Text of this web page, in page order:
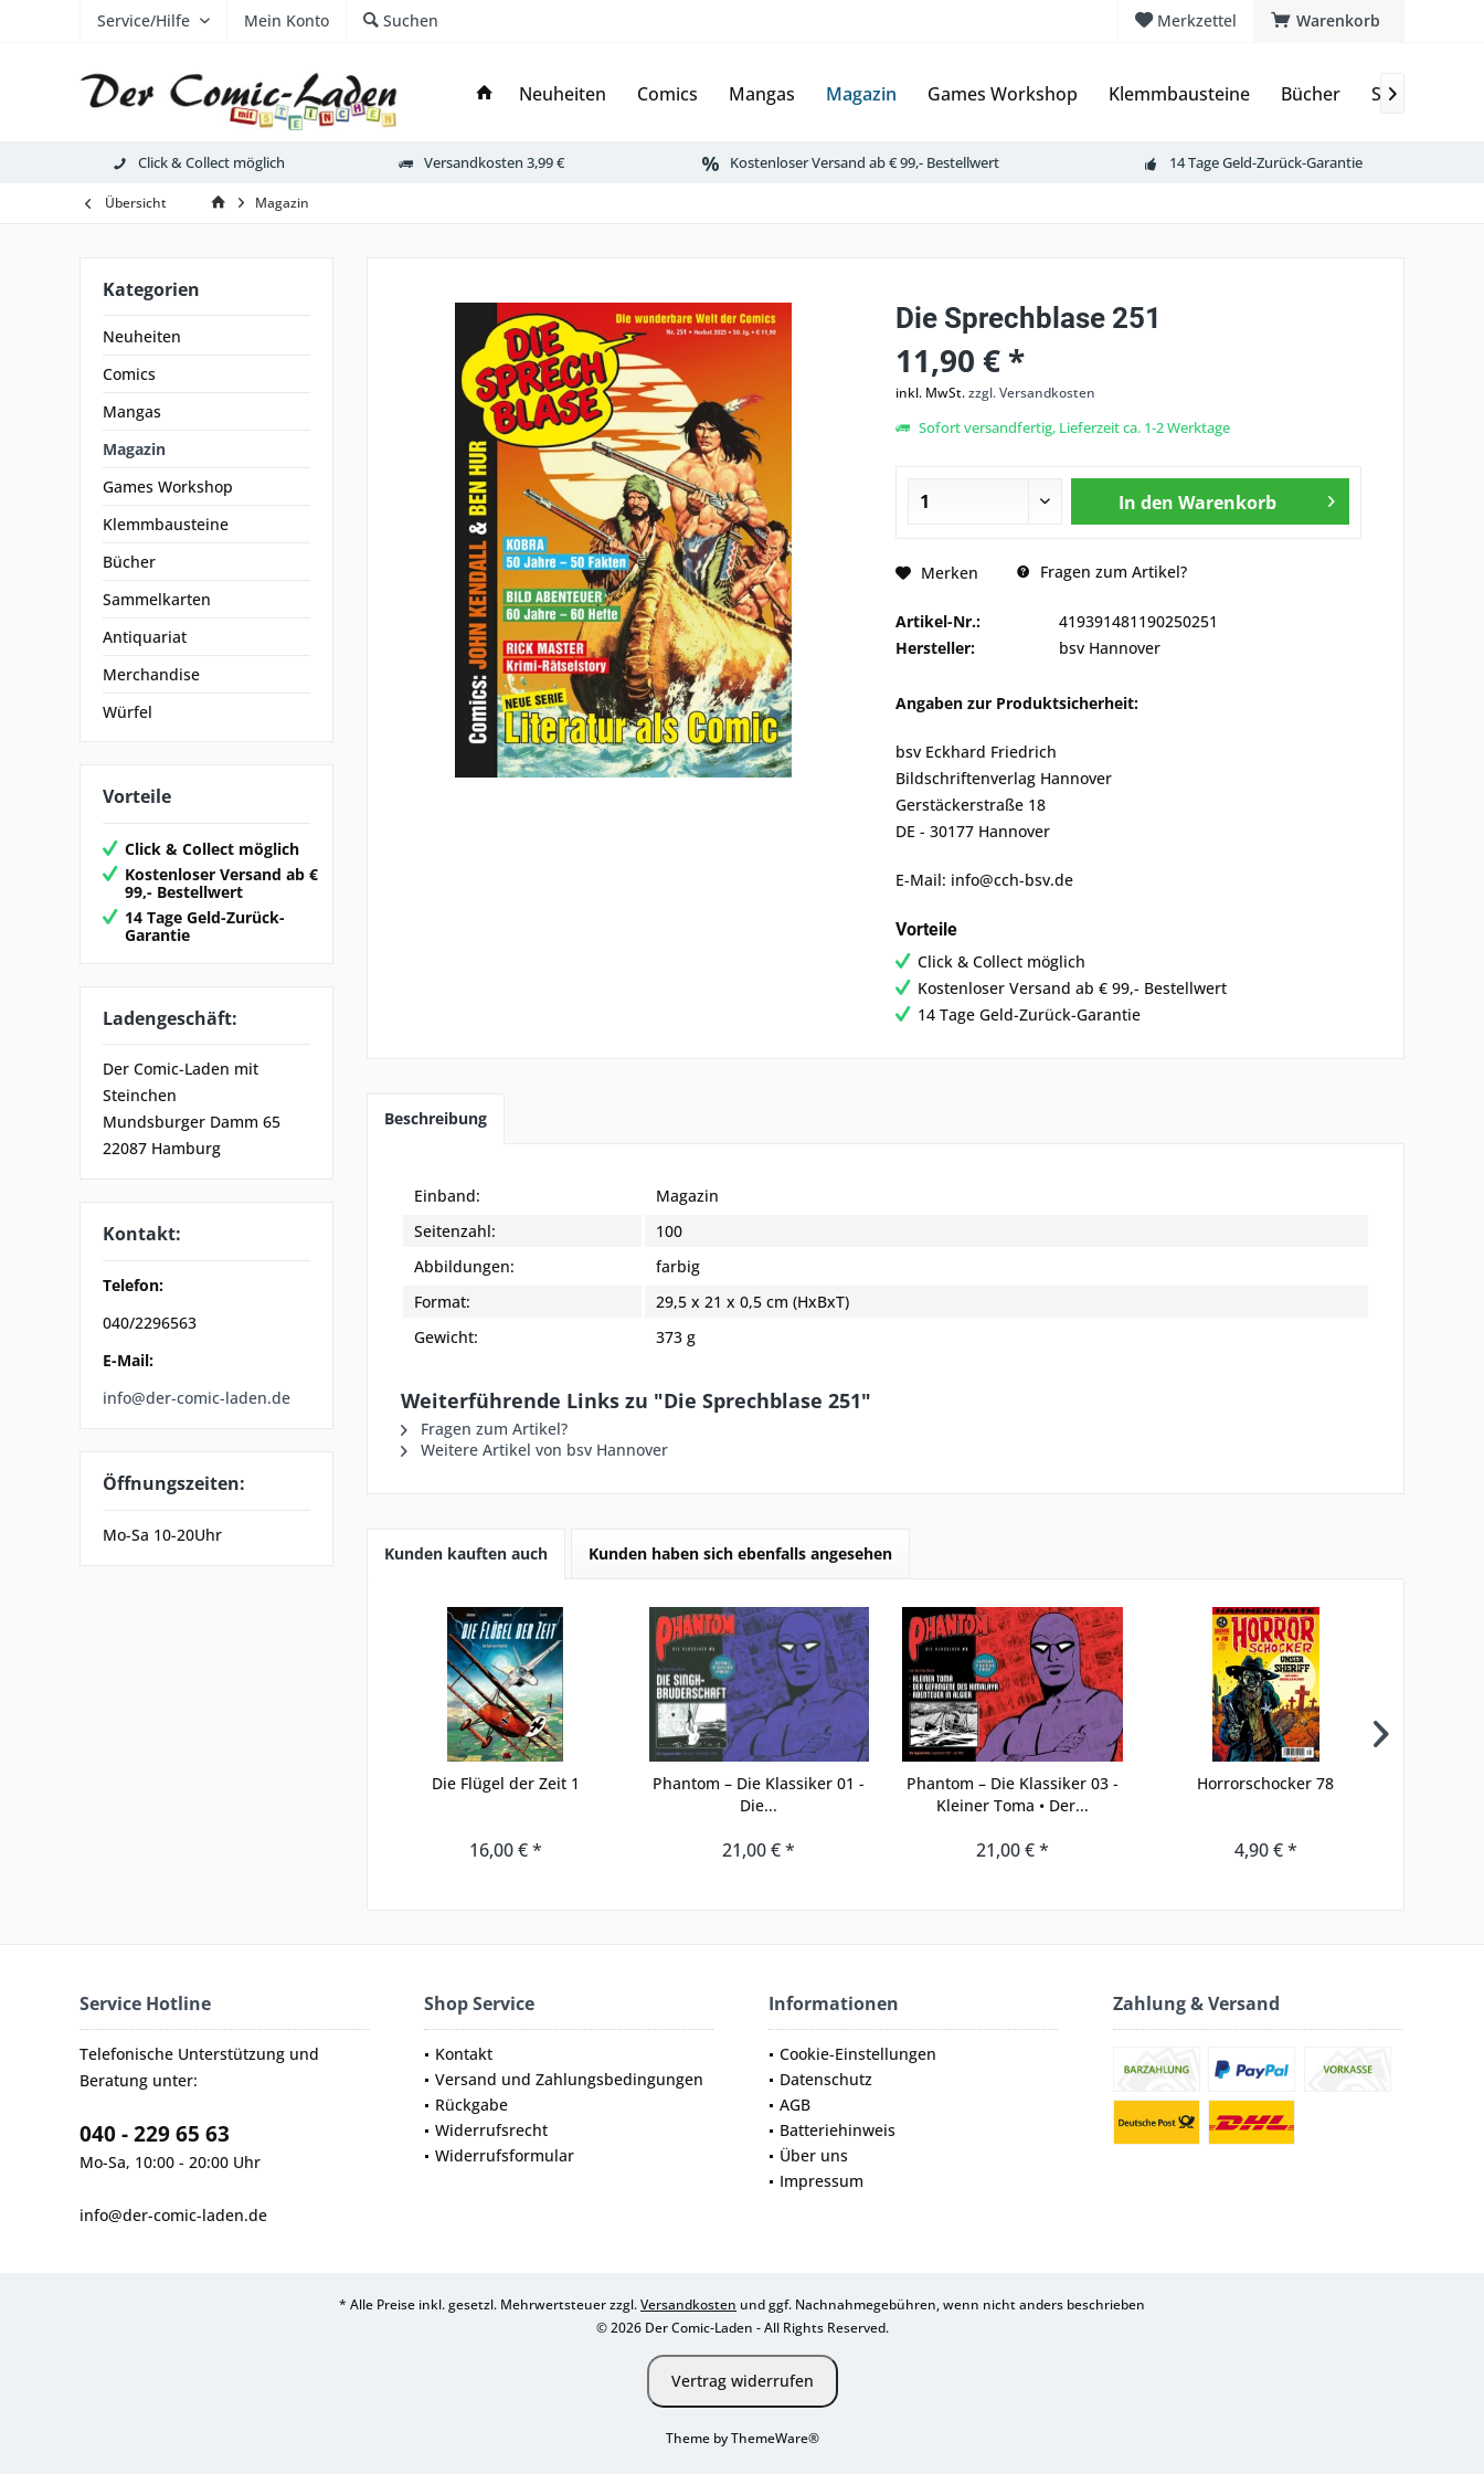
Warenkorb
Merkzettel
Service/Hilfe Mein Konto Suchen
Neuheiten Comics Mangas Magazin Games Workshop Klemmbausteine Bücher 
Click & Collect möglich Versandkosten 3,99 € Kostenloser Versand ab € 99,- Bestellwert 14 Tage Geld-Zurück-Garantie
Übersicht Magazin
Kategorien
Neuheiten
Comics
Mangas
Magazin
Games Workshop
Klemmbausteine
Bücher
Sammelkarten
Antiquariat
Merchandise
Würfel
Vorteile
Click & Collect möglich
Kostenloser Versand ab €
99,- Bestellwert
14 Tage Geld-Zurück-
Garantie
Ladengeschäft:
Der Comic-Laden mit
Steinchen
Mundsburger Damm 65
22087 Hamburg
Kontakt:
Telefon:
040/2296563
E-Mail:
info@der-comic-laden.de
Öffnungszeiten:
Mo-Sa 10-20Uhr
Die Sprechblase 251
11,90 € *
inkl. MwSt.zzgl. Versandkosten
Sofort versandfertig, Lieferzeit ca. 1-2 Werktage
In den Warenkorb
Merken Fragen zum Artikel?
Artikel-Nr.:
419391481190250251
Hersteller:
bsv Hannover
Angaben zur Produktsicherheit:
bsv Eckhard Friedrich
Bildschriftenverlag Hannover
Gerstäckerstraße 18
DE - 30177 Hannover
E-Mail: info@cch-bsv.de
Vorteile
Click & Collect möglich
Kostenloser Versand ab € 99,- Bestellwert
14 Tage Geld-Zurück-Garantie
Beschreibung
Einband:
Magazin
Seitenzahl:
100
Abbildungen:
farbig
Format:
29,5 x 21 x 0,5 cm (HxBxT)
Gewicht:
373 g
Weiterführende Links zu "Die Sprechblase 251"
Fragen zum Artikel?
Weitere Artikel von bsv Hannover
Kunden kauften auch Kunden haben sich ebenfalls angesehen
Die Flügel der Zeit 1
16,00 € *
Phantom – Die Klassiker 01 -
Die...
21,00 € *
Phantom – Die Klassiker 03 -
Kleiner Toma • Der...
21,00 € *
Horrorschocker 78
4,90 € *
Service Hotline
Telefonische Unterstützung und
Beratung unter:
040 - 229 65 63
Mo-Sa, 10:00 - 20:00 Uhr
info@der-comic-laden.de
Shop Service
Kontakt
Versand und Zahlungsbedingungen
Rückgabe
Widerrufsrecht
Widerrufsformular
Informationen
Cookie-Einstellungen
Datenschutz
AGB
Batteriehinweis
Über uns
Impressum
Zahlung & Versand
* Alle Preise inkl. gesetzl. Mehrwertsteuer zzgl.Versandkosten und ggf. Nachnahmegebühren, wenn nicht anders beschrieben
© 2026 Der Comic-Laden - All Rights Reserved.
Vertrag widerrufen
Theme byThemeWare®